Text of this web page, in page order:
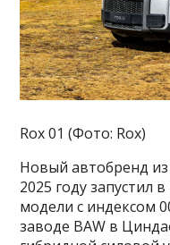
Rox 01 (Фото: Rox)
Новый автобренд
2025 году запустил
модели с индексом
заводе BAW в